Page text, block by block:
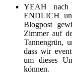
YEAH nach
ENDLICH
Blogpost
Zimmer auf
Tannengrün,
dass wir
um dieses
können.